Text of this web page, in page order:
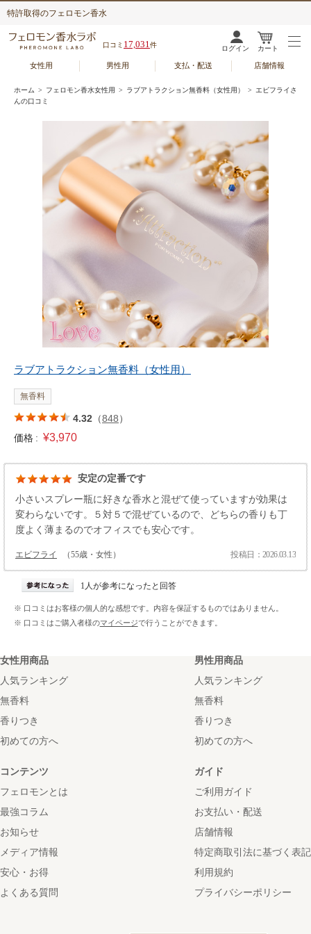
特許取得のフェロモン香水
口コミ 17,031件 ログイン カート
女性用 男性用 支払・配送 店舗情報
ホーム > フェロモン香水女性用 > ラブアトラクション無香料（女性用）
> エビフライさ
んの口コミ
ラブアトラクション無香料（女性用）
無香料
4.32 （848）
価格 : ¥3,970
安定の定番です
小さいスプレー瓶に好きな香水と混ぜて使っていますが効果は
変わらないです。５対５で混ぜているので、どちらの香りも丁
度よく薄まるのでオフィスでも安心です。
エビフライ （55歳・女性） 投稿日：2026.03.13
1人が参考になったと回答
※ 口コミはお客様の個人的な感想です。内容を保証するものではありません。
※ 口コミはご購入者様のマイページで行うことができます。
女性用商品
人気ランキング
無香料
香りつき
初めての方へ
男性用商品
人気ランキング
無香料
香りつき
初めての方へ
コンテンツ
フェロモンとは
最強コラム
お知らせ
メディア情報
安心・お得
よくある質問
ガイド
ご利用ガイド
お支払い・配送
店舗情報
特定商取引法に基づく表記
利用規約
プライバシーポリシー